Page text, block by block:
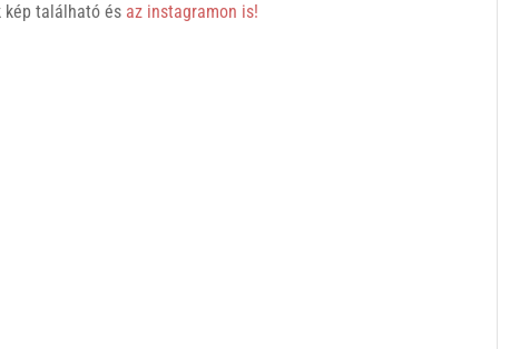
kép található és az instagramon is!